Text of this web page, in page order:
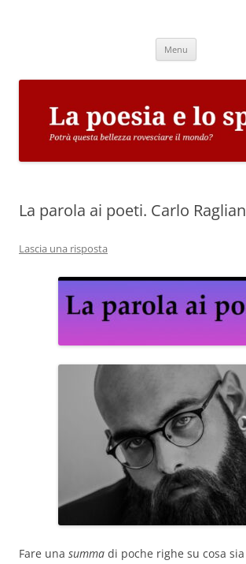
Menu
La parola ai poeti. Carlo
Lascia una risposta
Fare una summa di poche righe su cosa